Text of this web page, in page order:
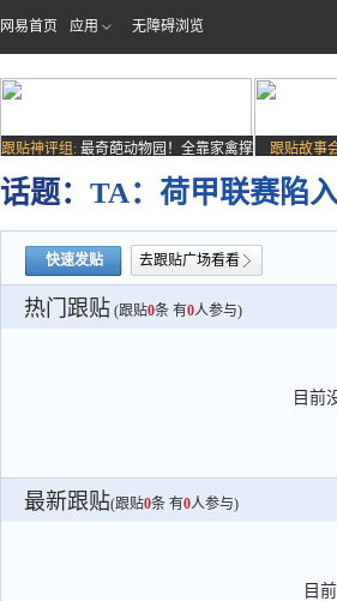
网易首页 应用 无障碍浏览
跟贴神评组: 最奇葩动物园！全靠家禽撑
跟贴故事
话题： TA：荷甲联赛陷
快速发贴 去跟贴广场看看
热门跟贴 (跟贴0条 有0人参与)
目前
最新跟贴(跟贴0条 有0人参与)
目